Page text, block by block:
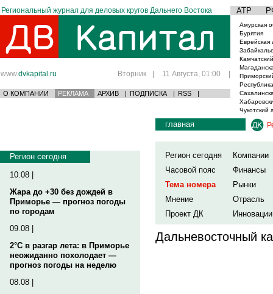
Региональный журнал для деловых кругов Дальнего Востока АТР
www.dvkapital.ru Вторник | 11 Августа, 01:00 |
О КОМПАНИИ РЕКЛАМА АРХИВ | ПОДПИСКА | RSS |
Амурская
Бурятия
Еврейская
Чукотский
Регион сегодня
10.08 |
Жара до +30 без дождей в
Приморье — прогноз погоды
по городам
09.08 |
2°C в разгар лета: в Приморье
неожиданно похолодает —
прогноз погоды на неделю
08.08 |
главная
Регион сегодня
Компании
Часовой пояс
Финансы
Тема номера
Рынки
Мнение
Отрасль
Проект ДК
Инновации
Дальневосточный